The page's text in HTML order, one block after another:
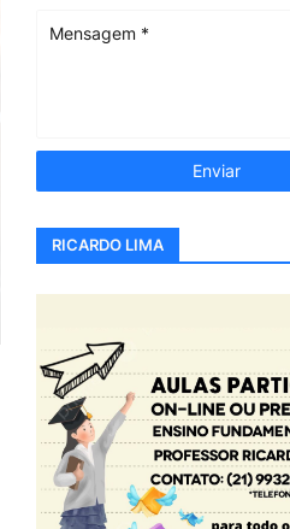
RICARDO LIMA